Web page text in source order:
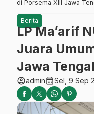
di Porsema XIII Jawa
Berita
LP Ma’arif
Juara
Jawa
account_circleadmincalendar_monthSel, 9 Sep